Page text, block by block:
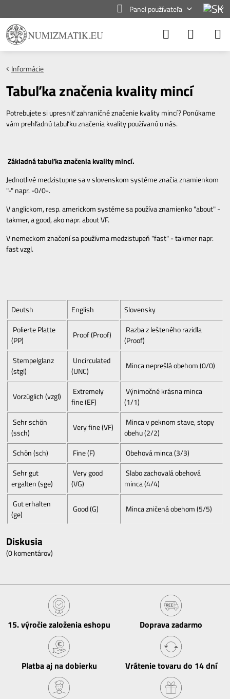
Panel používateľa
Informácie
Tabuľka značenia kvality mincí
Potrebujete si upresniť zahraničné značenie kvality mincí? Ponúkame
vám prehľadnú tabuľku značenia kvality používanú u nás.
Základná tabuľka značenia kvality mincí.
Jednotlivé medzistupne sa v slovenskom systéme značia znamienkom
"-" napr. -0/0-.
V anglickom, resp. americkom systéme sa používa znamienko "about" -
takmer, a good, ako napr. about VF.
V nemeckom značení sa používma medzistupeň "fast" - takmer napr.
fast vzgl.
Deutsh English
Slovensky
Polierte Platte
(PP)
Proof (Proof)
Razba z lešteného razidla
(Proof)
Stempelglanz
(stgl)
Uncirculated
(UNC)
Minca neprešlá obehom (0/0)
Vorzüglich (vzgl)
Extremely
fine (EF)
Výnimočné krásna minca
(1/1)
Sehr schön
(ssch)
Very fine (VF)
Minca v peknom stave, stopy
obehu (2/2)
Schön (sch)
Fine (F)
Obehová minca (3/3)
Sehr gut
ergalten (sge)
Very good
(VG)
Slabo zachovalá obehová
minca (4/4)
Gut erhalten
(ge)
Good (G) Minca zničená obehom (5/5)
Diskusia
(0 komentárov)
15​. výročie založenia eshopu Doprava zadarmo
Platba aj na dobierku Vrátenie tovaru do 14 dní